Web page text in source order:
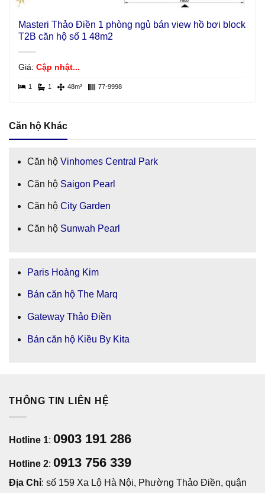
Masteri Thảo Điền 1 phòng ngủ bán view hồ bơi block
T2B căn hộ số 1 48m2
Giá: Cập nhật...
1 1 48m² 77-9998
Căn hộ Khác
Căn hộ Vinhomes Central Park
Căn hộ Saigon Pearl
Căn hộ City Garden
Căn hộ Sunwah Pearl
Paris Hoàng Kim
Bán căn hộ The Marq
Gateway Thảo Điền
Bán căn hộ Kiều By Kita
THÔNG TIN LIÊN HỆ
Hotline 1: 0903 191 286
Hotline 2: 0913 756 339
Địa Chỉ: số 159 Xa Lộ Hà Nội, Phường Thảo Điền, quận